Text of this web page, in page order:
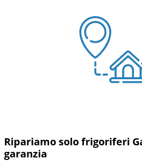
Ripariamo solo frigoriferi
garanzia